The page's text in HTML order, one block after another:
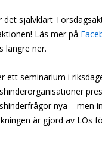
det självklart
Läs mer på
längre ner.
ett seminarium i
nya – men
är gjord av LOs